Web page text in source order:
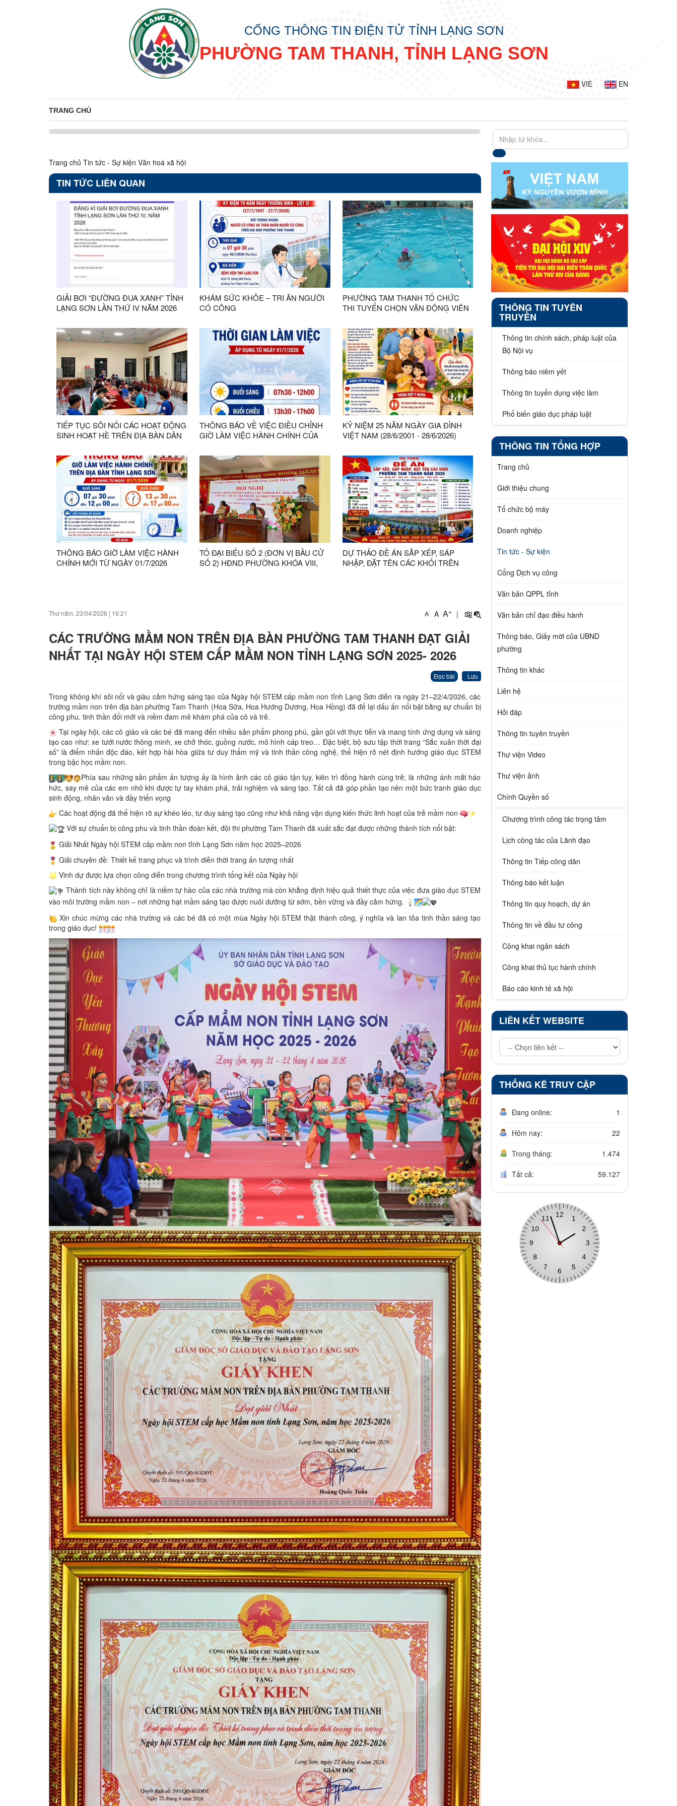
CỔNG THÔNG TIN ĐIỆN TỬ TỈNH LẠNG SƠN
PHƯỜNG TAM THANH, TỈNH LẠNG SƠN
VIE EN
TRANG CHỦ
Trang chủ Tin tức - Sự kiện Văn hoá xã hội
TIN TỨC LIÊN QUAN
GIẢI BƠI “ĐƯỜNG ĐUA XANH” TỈNH
LẠNG SƠN LẦN THỨ IV NĂM 2026
KHÁM SỨC KHỎE – TRI ÂN NGƯỜI
CÓ CÔNG
PHƯỜNG TAM THANH TỔ CHỨC
THI TUYỂN CHỌN VẬN ĐỘNG VIÊN
HỌC SINH TỈNH LẠNG SƠN NĂM
2026
TIẾP TỤC SÔI NỔI CÁC HOẠT ĐỘNG
SINH HOẠT HÈ TRÊN ĐỊA BÀN DÂN
THÔNG BÁO VỀ VIỆC ĐIỀU CHỈNH
GIỜ LÀM VIỆC HÀNH CHÍNH CỦA
MTTQ VIỆT NAM PHƯỜNG TAM
THANH
KỶ NIỆM 25 NĂM NGÀY GIA ĐÌNH
VIỆT NAM (28/6/2001 - 28/6/2026)
THÔNG BÁO GIỜ LÀM VIỆC HÀNH
CHÍNH MỚI TỪ NGÀY 01/7/2026
TỔ ĐẠI BIỂU SỐ 2 (ĐƠN VỊ BẦU CỬ
SỐ 2) HĐND PHƯỜNG KHÓA VIII,
DỰ THẢO ĐỀ ÁN SẮP XẾP, SÁP
NHẬP, ĐẶT TÊN CÁC KHỐI TRÊN
Thứ năm, 23/04/2026 | 16:21 A- A A+ |
CÁC TRƯỜNG MẦM NON TRÊN ĐỊA BÀN PHƯỜNG TAM THANH ĐẠT GIẢI
NHẤT TẠI NGÀY HỘI STEM CẤP MẦM NON TỈNH LẠNG SƠN 2025- 2026
Đọc bài Lưu
Trong không khí sôi nổi và giàu cảm hứng sáng tạo của Ngày hội STEM cấp mầm non tỉnh Lạng Sơn diễn ra ngày 21–22/4/2026, các
trường mầm non trên địa bàn phường Tam Thanh (Hoa Sữa, Hoa Hướng Dương, Hoa Hồng) đã để lại dấu ấn nổi bật bằng sự chuẩn bị
công phu, tinh thần đổi mới và niềm đam mê khám phá của cô và trẻ.
Tại ngày hội, các cô giáo và các bé đã mang đến nhiều sản phẩm phong phú, gần gũi với thực tiễn và mang tính ứng dụng và sáng
tạo cao như: xe tưới nước thông minh, xe chở thóc, guồng nước, mô hình cáp treo… Đặc biệt, bộ sưu tập thời trang “Sắc xuân thời đại
số” là điểm nhấn độc đáo, kết hợp hài hòa giữa tư duy thẩm mỹ và tinh thần công nghệ, thể hiện rõ nét định hướng giáo dục STEM
trong bậc học mầm non.
Phía sau những sản phẩm ấn tượng ấy là hình ảnh các cô giáo tận tụy, kiên trì đồng hành cùng trẻ; là những ánh mắt háo
hức, say mê của các em nhỏ khi được tự tay khám phá, trải nghiệm và sáng tạo. Tất cả đã góp phần tạo nên một bức tranh giáo dục
sinh động, nhân văn và đầy triển vọng
Các hoạt động đã thể hiện rõ sự khéo léo, tư duy sáng tạo cũng như khả năng vận dụng kiến thức linh hoạt của trẻ mầm non
Với sự chuẩn bị công phu và tinh thần đoàn kết, đội thi phường Tam Thanh đã xuất sắc đạt được những thành tích nổi bật:
Giải Nhất Ngày hội STEM cấp mầm non tỉnh Lạng Sơn năm học 2025–2026
Giải chuyên đề: Thiết kế trang phục và trình diễn thời trang ấn tượng nhất
Vinh dự được lựa chọn công diễn trong chương trình tổng kết của Ngày hội
Thành tích này không chỉ là niềm tự hào của các nhà trường mà còn khẳng định hiệu quả thiết thực của việc đưa giáo dục STEM
vào môi trường mầm non – nơi những hạt mầm sáng tạo được nuôi dưỡng từ sớm, bền vững và đầy cảm hứng.
Xin chúc mừng các nhà trường và các bé đã có một mùa Ngày hội STEM thật thành công, ý nghĩa và lan tỏa tinh thần sáng tạo
trong giáo dục!
THÔNG TIN TUYÊN
TRUYỀN
Thông tin chính sách, pháp luật của
Bộ Nội vụ
Thông báo niêm yết
Thông tin tuyển dụng việc làm
Phổ biến giáo dục pháp luật
THÔNG TIN TỔNG HỢP
Trang chủ
Giới thiệu chung
Tổ chức bộ máy
Doanh nghiệp
Tin tức - Sự kiện
Cổng Dịch vụ công
Văn bản QPPL tỉnh
Văn bản chỉ đạo điều hành
Thông báo, Giấy mời của UBND
phường
Thông tin khác
Liên hệ
Hỏi đáp
Thông tin tuyên truyền
Thư viện Video
Thư viện ảnh
Chính Quyền số
Chương trình công tác trọng tâm
Lịch công tác của Lãnh đạo
Thông tin Tiếp công dân
Thông báo kết luận
Thông tin quy hoạch, dự án
Thông tin về đầu tư công
Công khai ngân sách
Công khai thủ tục hành chính
Báo cáo kinh tế xã hội
LIÊN KẾT WEBSITE
THỐNG KÊ TRUY CẬP
Đang online: 1
Hôm nay: 22
Trong tháng: 1.474
Tất cả: 59.127